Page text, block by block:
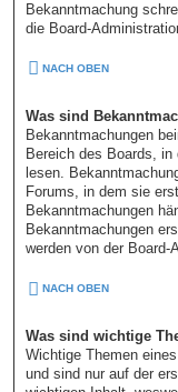
Bekanntmachung
die Board-
NACH OBEN
Was sind
Bekanntmachungen
Bereich des Boards,
lesen.
Forums, in dem sie
Bekanntmachungen
Bekanntmachungen
werden von der Board-
NACH OBEN
Was sind wichtige
Wichtige Themen
und sind nur auf der